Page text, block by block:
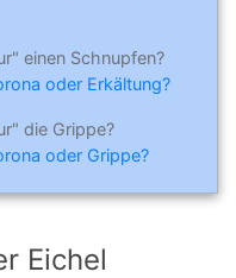
einen Schnupfen?
oder Erkältung?
die Grippe?
oder Grippe?
Eichel